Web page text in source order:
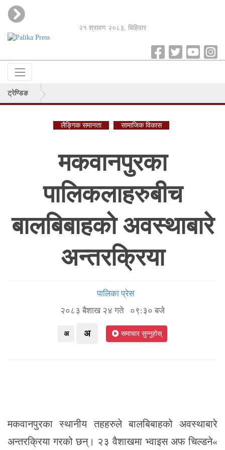
२१ श्रावण २०८३, बिहिवार
ट्रेण्डिङ
लैङ्गिक समानता सामाजिक विकास
मकवानपुरका
पालिकलाहरुबीच
बालबिबाहको अवस्थाबारे
अन्तरक्रिया
पालिका प्रेस
२०८३ बैशाख २४ गते ०९:३० बजे
अ अ समाचार सुन्नुहोस्
मकवानपुरका स्थानीय तहहरुले बालबिबाहको अवस्थाबारे
अन्तरक्रिया गरको छन्। २३ वैशाखमा भ्वाइस अफ चिल्डने«